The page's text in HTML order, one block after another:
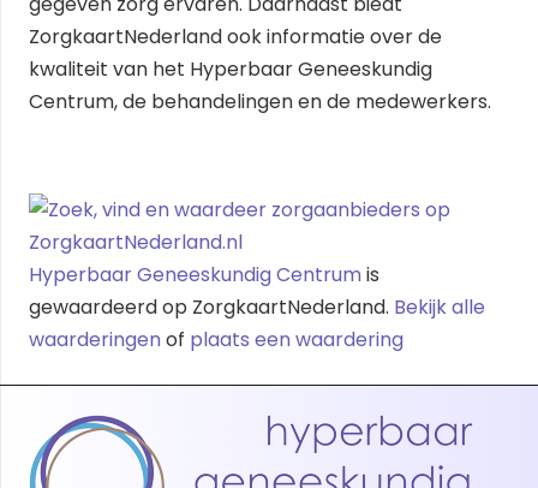
ZorgkaartNederland ook informatie over de
kwaliteit van het Hyperbaar Geneeskundig
Centrum, de behandelingen en de medewerkers.
Hyperbaar Geneeskundig Centrum is
gewaardeerd op ZorgkaartNederland. Bekijk alle
waarderingen of plaats een waardering